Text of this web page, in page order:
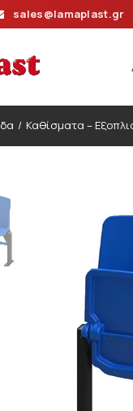
sales@lamaplast.gr
Καθίσματα –